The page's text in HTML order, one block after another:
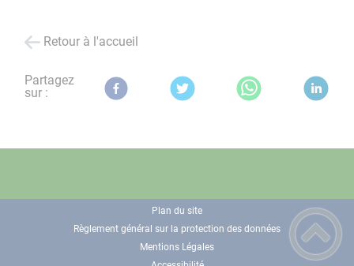
Retour à l'accueil
Partagez
sur :
Plan du site
Règlement général sur la protection des données
Mentions Légales